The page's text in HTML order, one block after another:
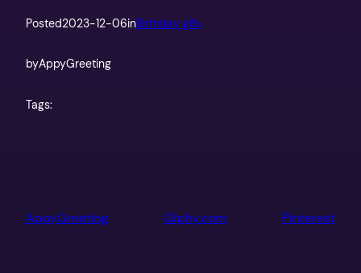
Posted2023-12-06inBirthday gifs
byAppyGreeting
Tags:
AppyGreeting Giphy.com Pinterest